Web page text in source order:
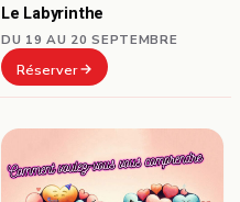
Le Labyrinthe
DU 19 AU 20 SEPTEMBRE
Réserver